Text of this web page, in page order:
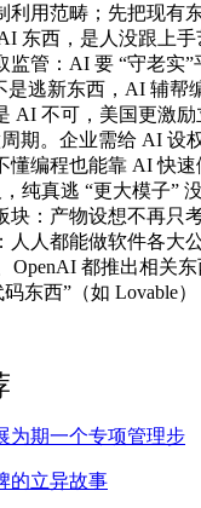
利用范畴；先把现有
东西，是人没跟上
监管：AI 要 “守老实
是逃新东西，AI 辅帮
AI 不可，美国更激励
期。企业需给 AI 设
懂编程也能靠 AI 快
纯真逃 “更大模子”
块：产物设想不再只
人人都能做软件各大
OpenAI 都推出相关
东西”（如 Lovable）
为期一个专项管理步
的立异故事